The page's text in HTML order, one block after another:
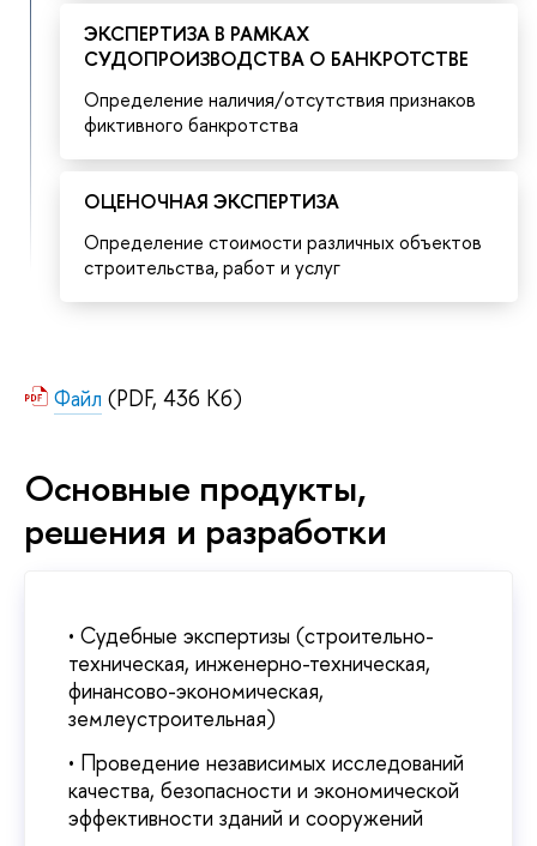
ЭКСПЕРТИЗА В РАМКАХ
СУДОПРОИЗВОДСТВА О БАНКРОТСТВЕ
Определение наличия/отсутствия признаков
фиктивного банкротства
ОЦЕНОЧНАЯ ЭКСПЕРТИЗА
Определение стоимости различных объектов
строительства, работ и услуг
Файл (PDF, 436 Кб)
Основные продукты,
решения и разработки
• Судебные экспертизы (строительно-
техническая, инженерно-техническая,
финансово-экономическая,
землеустроительная)
• Проведение независимых исследований
качества, безопасности и экономической
эффективности зданий и сооружений